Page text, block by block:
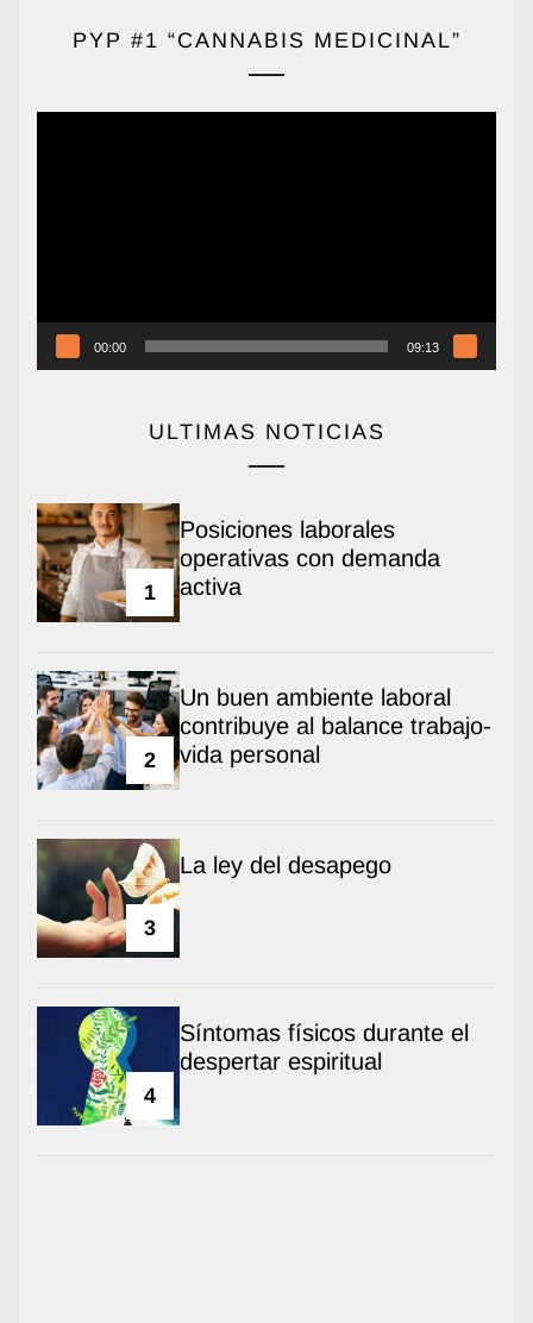
PYP #1 “CANNABIS MEDICINAL”
00:00 09:13
ULTIMAS NOTICIAS
1
Posiciones laborales
operativas con demanda
activa
2
Un buen ambiente laboral
contribuye al balance trabajo-
vida personal
3
La ley del desapego
4
Síntomas físicos durante el
despertar espiritual